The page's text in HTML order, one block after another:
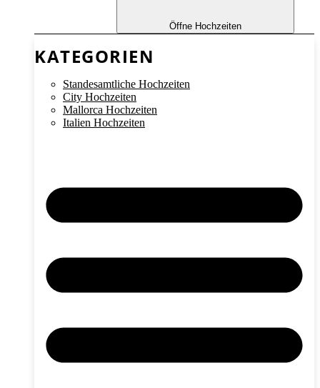
Öffne Hochzeiten
KATEGORIEN
Standesamtliche Hochzeiten
City Hochzeiten
Mallorca Hochzeiten
Italien Hochzeiten